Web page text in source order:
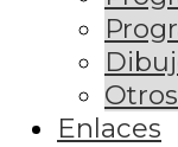
Enlaces